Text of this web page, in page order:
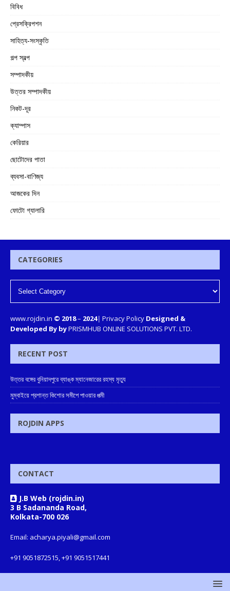
বিবিধ
প্রেসক্রিপশন
সাহিত্য-সংস্কৃতি
গল্প স্বল্প
সম্পাদকীয়
উত্তর সম্পাদকীয়
নিকট-দূর
ক্যাম্পাস
কেরিয়ার
ছোটোদের পাতা
ব্যবসা-বাণিজ্য
আজকের দিন
ফোটো গ্যালারি
CATEGORIES
www.rojdin.in © 2018– 2024| Privacy Policy Designed &
Developed By byPRISMHUB ONLINE SOLUTIONS PVT. LTD.
RECENT POST
উত্তর বঙ্গের বুনিয়াদপুরে ব্যাঙ্ক ম্যানেজারের রহস্য মৃত্যু
মুম্বাইয়ে প্রশান্ত কিশোর সমীপে পাওয়ার পত্মী
ROJDIN APPS
CONTACT
J.B Web (rojdin.in)
3 B Sadananda Road,
Kolkata-700 026
Email: acharya.piyali@gmail.com
+91 9051872515, +91 9051517441